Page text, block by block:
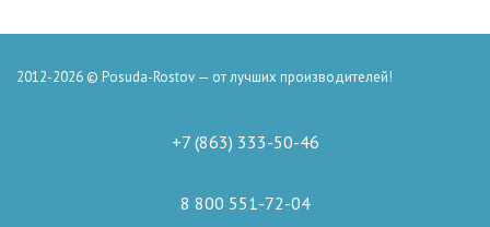
2012-2026 © Posuda-Rostov — от лучших производителей!
+7 (863) 333-50-46
8 800 551-72-04